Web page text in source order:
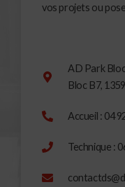
vos projets ou
AD Park
Bloc B7,
Accueil : 04
Technique :